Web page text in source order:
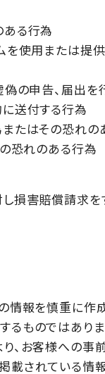
ある行為
を使用または提
偽の申告、届出を
に送付する行為
またはその恐れの
の恐れのある行為
損害賠償請求を
報を慎重に作成
るものではありま
お客様への事
載されている情